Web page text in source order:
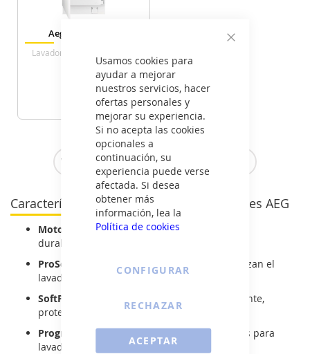
Usamos cookies para
ayudar a mejorar
nuestros servicios, hacer
ofertas personales y
mejorar su experiencia.
Si no acepta las cookies
opcionales a
continuación, su
experiencia puede verse
afectada. Si desea
obtener más
información, lea la
Política de cookies
ACEPTAR
CONFIGURAR
RECHAZAR
Aeg LFN7G8434F
Lavadora Integrable 8 Kg B
1400 Rpm
VER DETALLE
599
€
Ver todas las lavadoras integrables >
Características de las lavadoras integrables AEG
Motor Inverter™:menos vibraciones, mayor
durabilidad y eficiencia energética.
ProSense™:
sensores inteligentes que optimizan el
lavado según la cantidad de ropa.
SoftPlus™:
mejora la penetración del suavizante,
protegiendo los tejidos.
Programas rápidos:ciclos de 20 y 30 minutos para
lavados urgentes.